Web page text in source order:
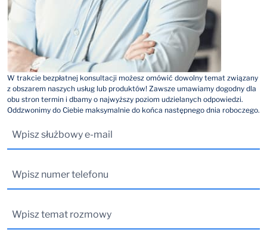
W trakcie bezpłatnej konsultacji możesz omówić dowolny temat związany
z obszarem naszych usług lub produktów! Zawsze umawiamy dogodny dla
obu stron termin i dbamy o najwyższy poziom udzielanych odpowiedzi.
Oddzwonimy do Ciebie maksymalnie do końca następnego dnia roboczego.